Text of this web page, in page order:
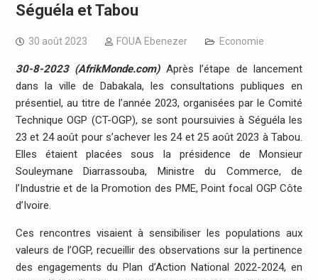
Séguéla et Tabou
30 août 2023 FOUA Ebenezer Economie
30-8-2023 (AfrikMonde.com)Après l’étape de lancement
dans la ville de Dabakala, les consultations publiques en
présentiel, au titre de l’année 2023, organisées par le Comité
Technique OGP (CT-OGP), se sont poursuivies à Séguéla les
23 et 24 août pour s’achever les 24 et 25 août 2023 à Tabou.
Elles étaient placées sous la présidence de Monsieur
Souleymane Diarrassouba, Ministre du Commerce, de
l’Industrie et de la Promotion des PME, Point focal OGP Côte
d’Ivoire.
Ces rencontres visaient à sensibiliser les populations aux
valeurs de l’OGP, recueillir des observations sur la pertinence
des engagements du Plan d’Action National 2022-2024, en